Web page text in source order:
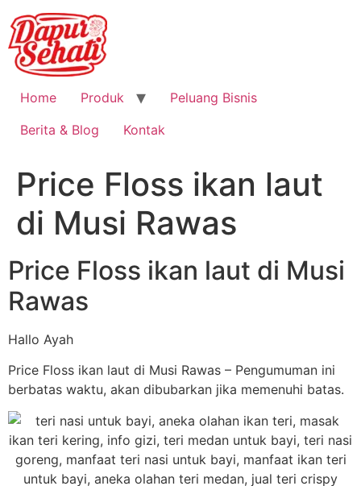
Home Produk
Peluang Bisnis
Berita & Blog
Kontak
Price Floss ikan laut
di Musi Rawas
Price Floss ikan laut di Musi
Rawas
Hallo Ayah
Price Floss ikan laut di Musi Rawas – Pengumuman ini
berbatas waktu, akan dibubarkan jika memenuhi batas.